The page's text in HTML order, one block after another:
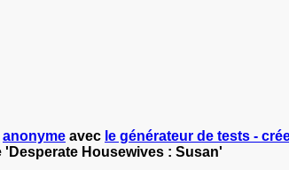
anonyme avec le générateur de tests -
Housewives : Susan'